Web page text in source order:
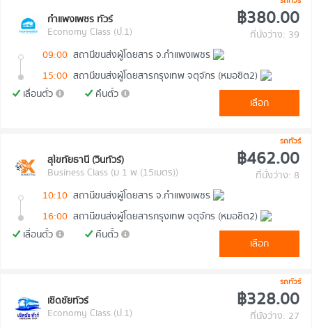
กำแพงเพชร ทัวร์
Economy Class (ป.1)
฿380.00
ที่นั่งว่าง: 39
09:00 สถานีขนส่งผู้โดยสาร จ.กำแพงเพชร
15:00 สถานีขนส่งผู้โดยสารกรุงเทพ จตุจักร (หมอชิต2)
เลื่อนตั๋ว
คืนตั๋ว
เลือก
รถทัวร์
สุโขทัยธานี (วินทัวร์)
Business Class (ม 1 พ (15เมตร))
฿462.00
ที่นั่งว่าง: 8
10:10 สถานีขนส่งผู้โดยสาร จ.กำแพงเพชร
16:00 สถานีขนส่งผู้โดยสารกรุงเทพ จตุจักร (หมอชิต2)
เลื่อนตั๋ว
คืนตั๋ว
เลือก
รถทัวร์
เชิดชัยทัวร์
Economy Class (ป.1)
฿328.00
ที่นั่งว่าง: 27